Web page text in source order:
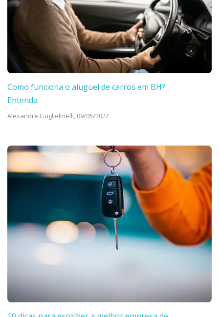
Como funciona o aluguel de carros em BH?
Entenda
Alexandre Guglielmelli, 09/05/2022